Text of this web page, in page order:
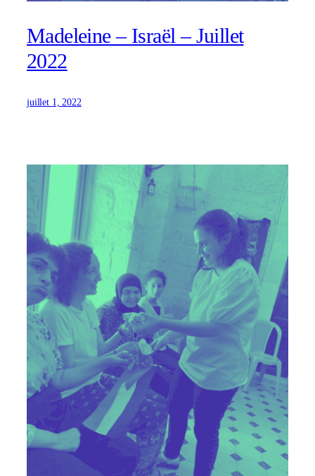
Madeleine – Israël – Juillet
2022
juillet 1, 2022